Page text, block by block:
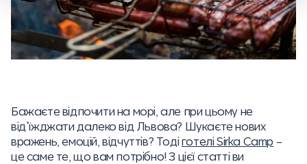
Бажаєте відпочити на морі, але при цьому не
від’їжджати далеко від Львова? Шукаєте нових
вражень, емоцій, відчуттів? Тодіготелі Sirka Camp –
це саме те, що вам потрібно! З цієї статті ви